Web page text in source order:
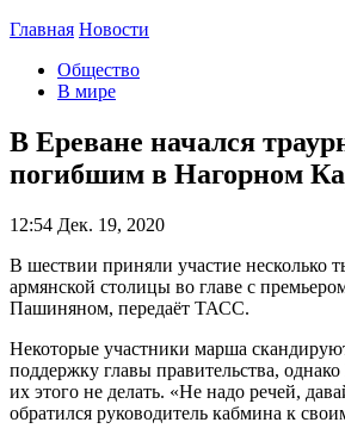
Главная Новости
Общество
В мире
В Ереване начался
погибшим в Нагорном
12:54 Дек. 19, 2020
В шествии приняли участие несколько
армянской столицы во главе с
Пашиняном, передаёт ТАСС.
Некоторые участники марша
поддержку главы правительства,
их этого не делать. «Не надо речей,
обратился руководитель кабмина к